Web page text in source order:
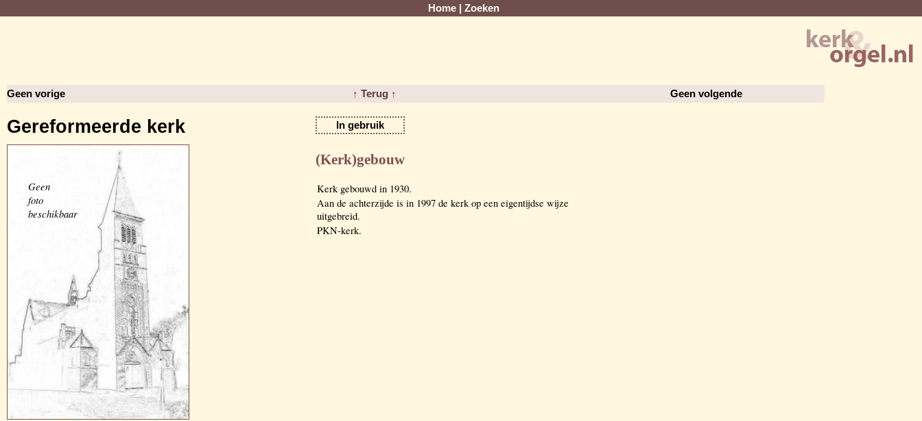
Home Zoeken
Geen vorige ↑ Terug ↑ Geen volgende
Gereformeerde kerk In gebruik
Geen
foto
beschikbaar
(Kerk)gebouw
Kerk gebouwd in 1930.
Aan de achterzijde is in 1997 de kerk op een eigentijdse wijze
uitgebreid.
PKN-kerk.